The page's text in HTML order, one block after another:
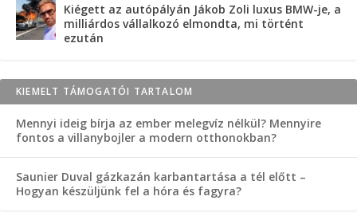
Kiégett az autópályán Jákob Zoli luxus BMW-je, a
milliárdos vállalkozó elmondta, mi történt
ezután
KIEMELT TÁMOGATÓI TARTALOM
Mennyi ideig bírja az ember melegvíz nélkül? Mennyire
fontos a villanybojler a modern otthonokban?
Saunier Duval gázkazán karbantartása a tél előtt –
Hogyan készüljünk fel a hóra és fagyra?